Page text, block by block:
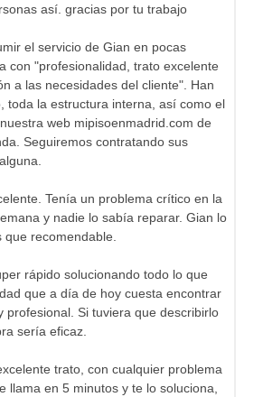
así. gracias por tu trabajo
el servicio de Gian en pocas
con "profesionalidad, trato excelente
a las necesidades del cliente". Han
toda la estructura interna, así como el
web mipisoenmadrid.com de
Seguiremos contratando sus
Tenía un problema crítico en la
y nadie lo sabía reparar. Gian lo
recomendable.
rápido solucionando todo lo que
que a día de hoy cuesta encontrar
profesional. Si tuviera que describirlo
sería eficaz.
trato, con cualquier problema
llama en 5 minutos y te lo soluciona,